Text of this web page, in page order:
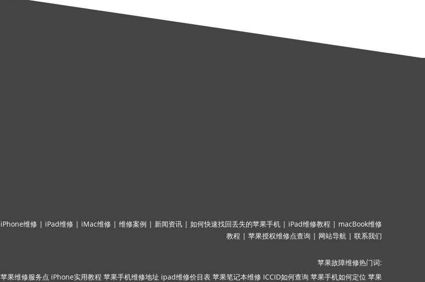
iPhone维修 | iPad维修 | iMac维修 | 维修案例 | 新闻资讯 | 如何快速找回丢失的苹果手机 | iPad维修教程 | macBook维修
教程 | 苹果授权维修点查询 | 网站导航 | 联系我们
苹果故障维修热门词:
苹果维修服务点 iPhone实用教程 苹果手机维修地址 ipad维修价目表 苹果笔记本维修 ICCID如何查询 苹果手机如何定位 苹果